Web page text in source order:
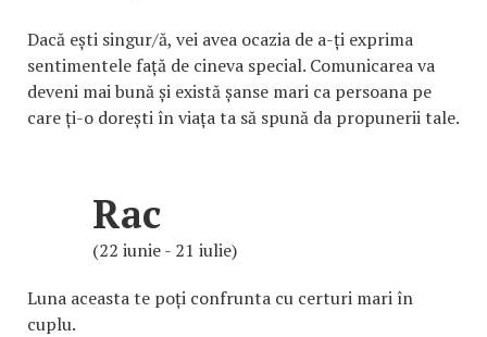
Dacă ești singur/ă, vei avea ocazia de a-ți exprima
sentimentele față de cineva special. Comunicarea va
deveni mai bună și există șanse mari ca persoana pe
care ți-o dorești în viața ta să spună da propunerii tale.
Rac
(22 iunie - 21 iulie)
Luna aceasta te poți confrunta cu certuri mari în
cuplu.